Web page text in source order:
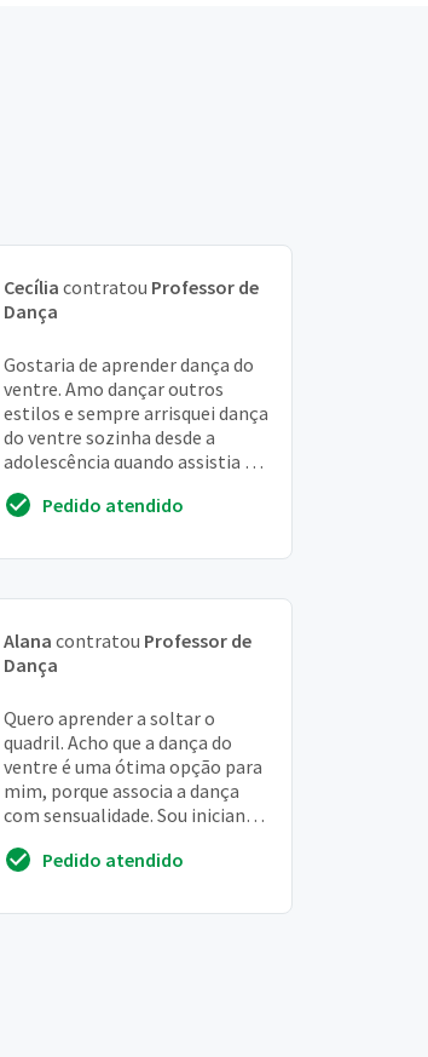
Cecília contratou Professor de
Dança
Gostaria de aprender dança do
ventre. Amo dançar outros
estilos e sempre arrisquei dança
do ventre sozinha desde a
adolescência quando assistia a
Dançar faz...
Pedido atendido
Alana contratou Professor de
Dança
Quero aprender a soltar o
quadril. Acho que a dança do
ventre é uma ótima opção para
mim, porque associa a dança
com sensualidade. Sou iniciante,
com paciên...
Pedido atendido